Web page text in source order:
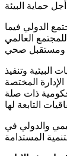
الدولي فيما
العالمي
البيئية وتنفيذ
المختصة
ذات صلة
والدولي في